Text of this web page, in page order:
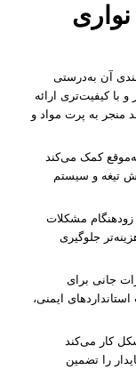
آن به‌درستی
با کیفیت‌تری ارائه
منجر به پرت مواد و
کمک می‌کند
تیغه و سیستم
مشکلات
جلوگیری
جانی برای
ایمنی،
کار می‌کند
را تضمین